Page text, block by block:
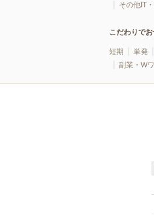
その他IT
こだわりで
短期 単発
副業・W